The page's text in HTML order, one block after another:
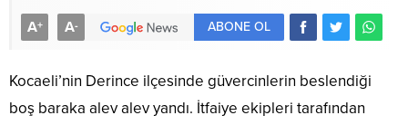
A+ A- ABONE OL
Kocaeli’nin Derince ilçesinde güvercinlerin beslendiği
boş baraka alev alev yandı. İtfaiye ekipleri tarafından